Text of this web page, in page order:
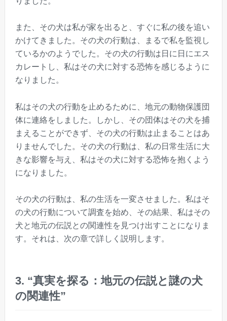
また、その犬は私が家を出ると、すぐに私の後を追い
かけてきました。その犬の行動は、まるで私を監視し
ているかのようでした。その犬の行動は日に日にエス
カレートし、私はその犬に対する恐怖を感じるように
なりました。
私はその犬の行動を止めるために、地元の動物保護団
体に連絡をしました。しかし、その団体はその犬を捕
まえることができず、その犬の行動は止まることはあ
りませんでした。その犬の行動は、私の日常生活に大
きな影響を与え、私はその犬に対する恐怖を抱くよう
になりました。
その犬の行動は、私の生活を一変させました。私はそ
の犬の行動について調査を始め、その結果、私はその
犬と地元の伝説との関連性を見つけ出すことになりま
す。それは、次の章で詳しく説明します。
3. “真実を探る：地元の伝説と謎の犬
の関連性”